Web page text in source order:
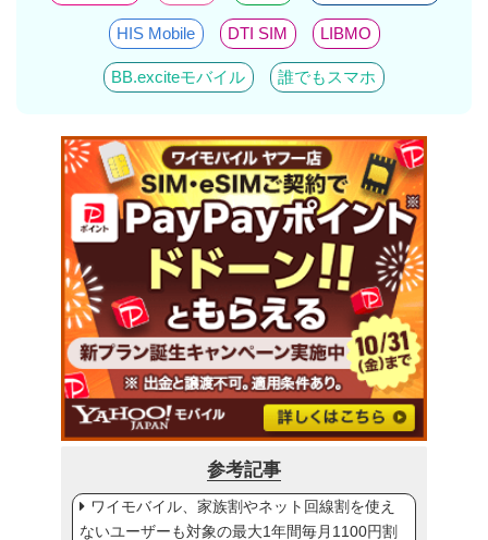
HIS Mobile DTI SIM LIBMO
BB.exciteモバイル 誰でもスマホ
参考記事
ワイモバイル、家族割やネット回線割を使え
ないユーザーも対象の最大1年間毎月1100円割